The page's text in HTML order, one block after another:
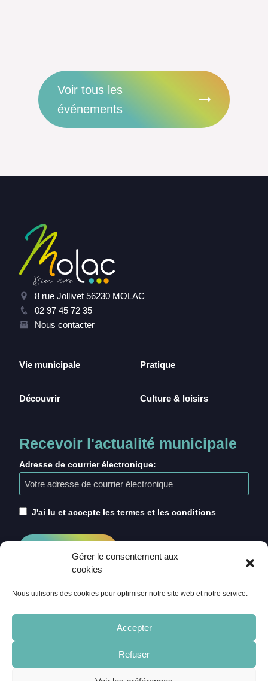
Gérer le consentement aux
cookies
Nous utilisons des cookies pour optimiser notre site web et notre service.
Accepter
Refuser
Voir tous les
événements
8 rue Jollivet 56230 MOLAC
02 97 45 72 35
Nous contacter
Vie municipale
Découvrir
Pratique
Culture & loisirs
Recevoir l'actualité municipale
Adresse de courrier électronique:
J'ai lu et accepte les termes et les conditions
CRÉDITS